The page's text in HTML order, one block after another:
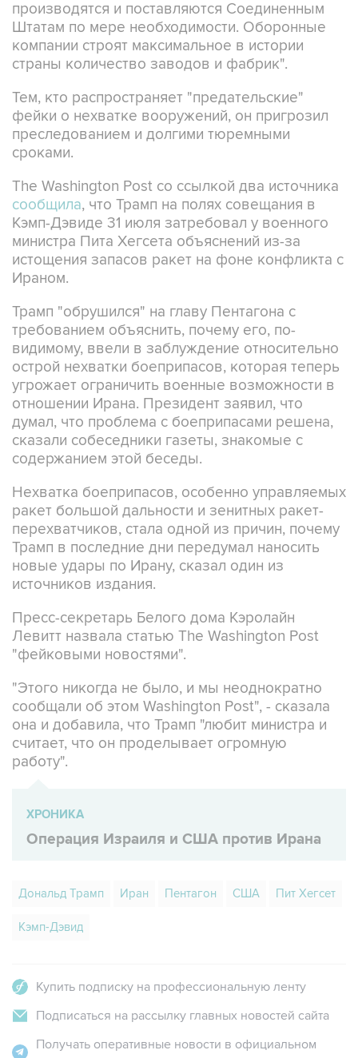
производятся и поставляются Соединенным
Штатам по мере необходимости. Оборонные
компании строят максимальное в истории
страны количество заводов и фабрик".
Тем, кто распространяет "предательские"
фейки о нехватке вооружений, он пригрозил
преследованием и долгими тюремными
сроками.
The Washington Post со ссылкой два источника
сообщила, что Трамп на полях совещания в
Кэмп-Дэвиде 31 июля затребовал у военного
министра Пита Хегсета объяснений из-за
истощения запасов ракет на фоне конфликта с
Ираном.
Трамп "обрушился" на главу Пентагона с
требованием объяснить, почему его, по-
видимому, ввели в заблуждение относительно
острой нехватки боеприпасов, которая теперь
угрожает ограничить военные возможности в
отношении Ирана. Президент заявил, что
думал, что проблема с боеприпасами решена,
сказали собеседники газеты, знакомые с
содержанием этой беседы.
Нехватка боеприпасов, особенно управляемых
ракет большой дальности и зенитных ракет-
перехватчиков, стала одной из причин, почему
Трамп в последние дни передумал наносить
новые удары по Ирану, сказал один из
источников издания.
Пресс-секретарь Белого дома Кэролайн
Левитт назвала статью The Washington Post
"фейковыми новостями".
"Этого никогда не было, и мы неоднократно
сообщали об этом Washington Post", - сказала
она и добавила, что Трамп "любит министра и
считает, что он проделывает огромную
работу".
ХРОНИКА
Операция Израиля и США против Ирана
Дональд Трамп Иран Пентагон США Пит Хегсет
Кэмп-Дэвид
Купить подписку на профессиональную ленту
Подписаться на рассылку главных новостей сайта
Получать оперативные новости в официальном